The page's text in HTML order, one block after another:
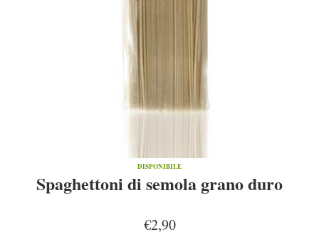
DISPONIBILE
Spaghettoni di semola grano duro
€2,90